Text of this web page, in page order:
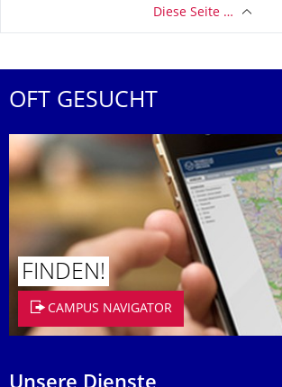
Diese Seite …
OFT GESUCHT
FINDEN!
CAMPUS NAVIGATOR